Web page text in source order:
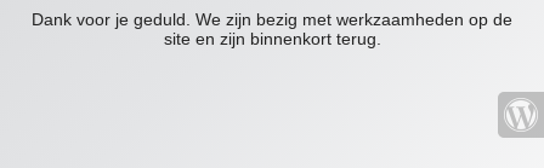
Dank voor je geduld. We zijn bezig met werkzaamheden op de
site en zijn binnenkort terug.